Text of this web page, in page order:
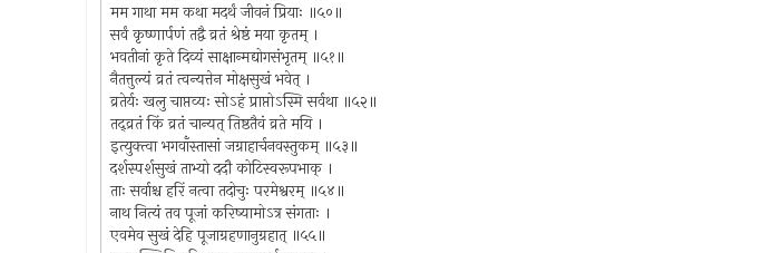
मम गाथा मम कथा मदर्थं जीवनं प्रियाः ॥५०॥
सर्वं कृष्णार्पणं तद्वै व्रतं श्रेष्ठं मया कृतम् ।
भवतीनां कृते दिव्यं साक्षान्मद्योगसंभृतम् ॥५१॥
नैतत्तुल्यं व्रतं त्वन्यत्तेन मोक्षसुखं भवेत् ।
व्रतेर्यः खलु चाप्तव्यः सोऽहं प्राप्तोऽस्मि सर्वथा ॥५२॥
तद्व्रतं किं व्रतं चान्यत् तिष्ठतैवं व्रते मयि ।
इत्युक्त्वा भगवाँस्तासां जग्राहार्चनवस्तुकम् ॥५३॥
दर्शस्पर्शसुखं ताभ्यो ददौ कोटिस्वरूपभाक् ।
ताः सर्वाश्च हरिं नत्वा तदोचुः परमेश्वरम् ॥५४॥
नाथ नित्यं तव पूजां करिष्यामोऽत्र संगताः ।
एवमेव सुखं देहि पूजाग्रहणानुग्रहात् ॥५५॥